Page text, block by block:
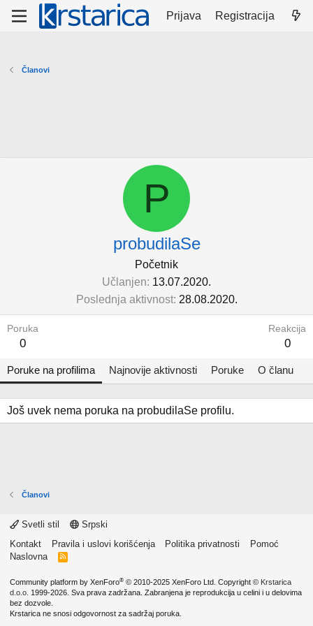
Prijava Registracija
Članovi
P
probudilaSe
Početnik
Učlanjen 13.07.2020.
Poslednja aktivnost 28.08.2020.
Poruka
0
Reakcija
0
Poruke na profilima Najnovije aktivnosti Poruke O članu
Još uvek nema poruka na probudilaSe profilu.
Članovi
Svetli stil
Srpski
Kontakt
Pravila i uslovi korišćenja Politika privatnosti
Pomoć
Naslovna
R
Community platform by XenForo® © 2010-2025 XenForo Ltd. Copyright © Krstarica
d.o.o. 1999-2026. Sva prava zadržana. Zabranjena je reprodukcija u celini i u delovima
bez dozvole.
Krstarica ne snosi odgovornost za sadržaj poruka.